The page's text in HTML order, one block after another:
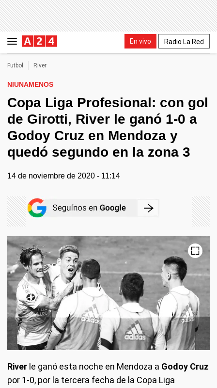
En vivo Radio La Red
Futbol River
NIUNAMENOS
Copa Liga Profesional: con gol
de Girotti, River le ganó 1-0 a
Godoy Cruz en Mendoza y
quedó segundo en la zona 3
14 de noviembre de 2020 - 11:14
River le ganó esta noche en Mendoza a Godoy Cruz
por 1-0, por la tercera fecha de la Copa Liga